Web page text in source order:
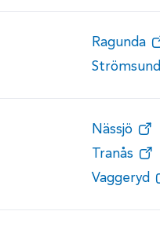
Ragunda
Strömsund
Nässjö
Tranås
Vaggeryd